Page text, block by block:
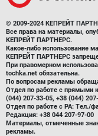
© 2009-2024 КЕПРЕЙТ
Все права на материалы,
КЕПРЕЙТ ПАРТНЕРС.
Какое-либо использование
КЕПРЕЙТ ПАРТНЕРС
При правомерном
tochka.net обязательна.
По вопросам рекламы
Отдел по работе с прямыми
(044) 207-33-05, +38 (044)
Отдел по работе с РА: Тел./
Редакция: +38 044 207-97-00
Материалы, отмеченные
рекламы.